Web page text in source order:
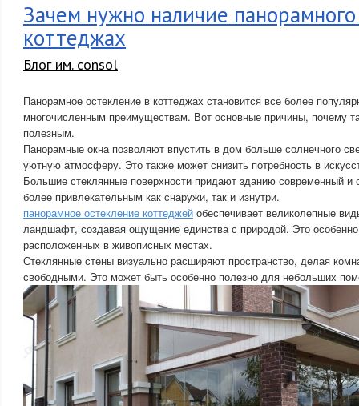
Зачем нужно наличие
коттеджах
Блог им. consol
Панорамное остекление в коттеджах становится все более
многочисленным преимуществам. Вот основные причины, почему
полезным.
Панорамные окна позволяют впустить в дом больше солнечного
уютную атмосферу. Это также может снизить потребность в
Большие стеклянные поверхности придают зданию современный и
более привлекательным как снаружи, так и изнутри.
панорамное остекление коттеджей обеспечивает великолепные
ландшафт, создавая ощущение единства с природой. Это
расположенных в живописных местах.
Стеклянные стены визуально расширяют пространство, делая
свободными. Это может быть особенно полезно для небольших